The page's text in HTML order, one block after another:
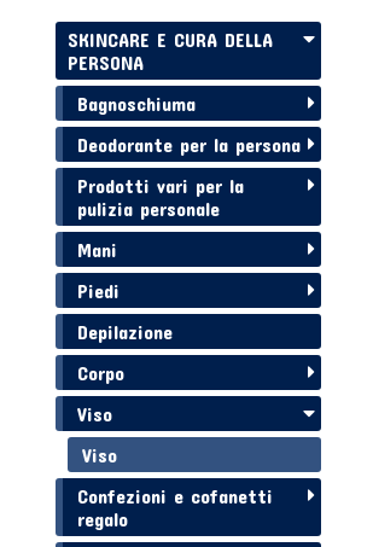
SKINCARE E CURA DELLA
PERSONA
Bagnoschiuma
Deodorante per la persona
Prodotti vari per la
pulizia personale
Mani
Piedi
Depilazione
Corpo
Viso
Viso
Confezioni e cofanetti
regalo